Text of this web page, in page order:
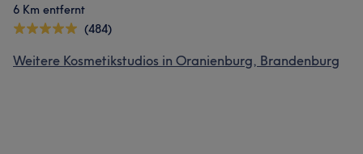
6 Km entfernt
(484)
Weitere Kosmetikstudios in Oranienburg, Brandenburg